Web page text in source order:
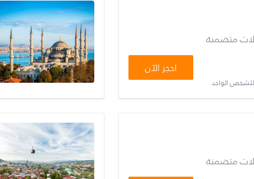
متضمنة
للشخص الواحد
احجز الآن
متضمنة